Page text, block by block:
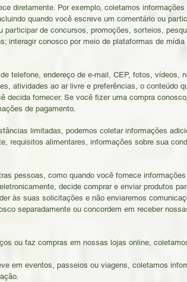
diretamente. Por exemplo, coletamos informações
quando você escreve um comentário ou
participar de concursos, promoções, sorteios,
interagir conosco por meio de plataformas de mídia
telefone, endereço de e-mail, CEP, fotos, vídeos,
atividades ao ar livre e preferências, o conteúdo
fornecer. Se você fizer uma compra
de pagamento.
limitadas, podemos coletar informações
requisitos alimentares, informações sobre sua
pessoas, como quando você fornece
decide comprar e enviar produtos
às suas solicitações e não enviaremos
separadamente ou concordem em receber
ou faz compras em nossas lojas online,
em eventos, passeios ou viagens, coletamos